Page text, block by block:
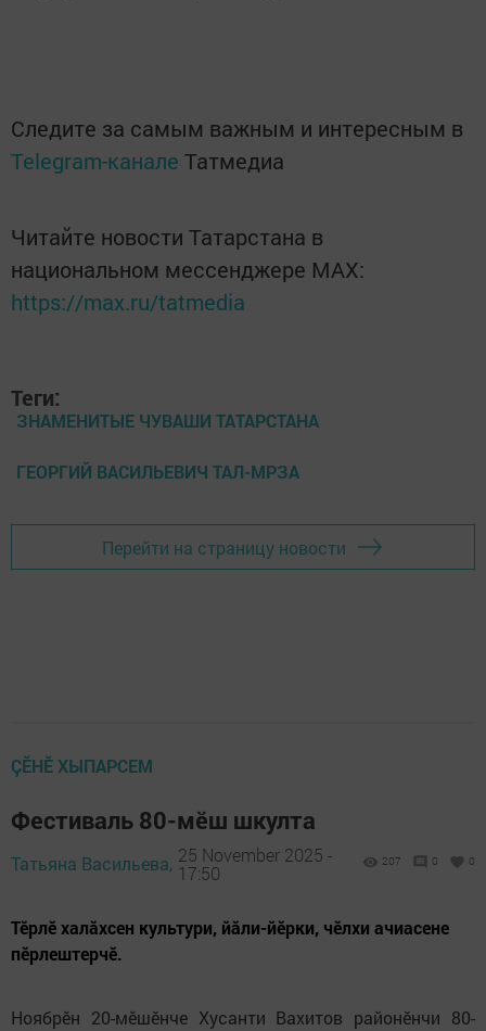
Следите за самым важным и интересным в
Telegram-канале Татмедиа
Читайте новости Татарстана в
национальном мессенджере MАХ:
https://max.ru/tatmedia
Теги:
ЗНАМЕНИТЫЕ ЧУВАШИ ТАТАРСТАНА
ГЕОРГИЙ ВАСИЛЬЕВИЧ ТАЛ-МРЗА
Перейти на страницу новости
ÇӖНӖ ХЫПАРСЕМ
Фестиваль 80-мӗш шкулта
Татьяна Васильева, 25 November 2025 -
17:50
207 0 0
Тӗрлӗ халăхсен культури, йӑли-йӗрки, чӗлхи ачиасене
пӗрлештерчӗ.
Ноябрӗн 20-мӗшӗнче Хусанти Вахитов районӗнчи 80-